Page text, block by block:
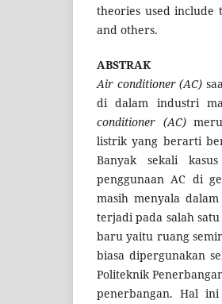
theories used include
and others.
ABSTRAK
Air conditioner (AC)
di dalam industri
conditioner (AC)
listrik yang berarti
Banyak sekali
penggunaan AC di
masih menyala
terjadi pada salah
baru yaitu ruang
biasa dipergunakan
Politeknik
penerbangan. Hal